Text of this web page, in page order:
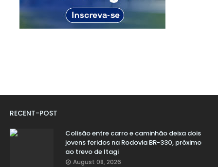
RECENT-POST
Colisão entre carro e caminhão deixa dois
jovens feridos na Rodovia BR-330, próximo
ao trevo de Itagi
August 08, 2026